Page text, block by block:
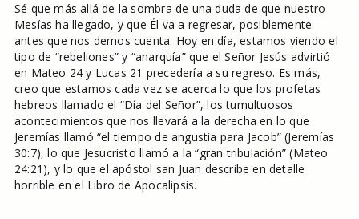
Sé que más allá de la sombra de una duda de que nuestro
Mesías ha llegado, y que Él va a regresar, posiblemente
antes que nos demos cuenta. Hoy en día, estamos viendo el
tipo de “rebeliones” y “anarquía” que el Señor Jesús advirtió
en Mateo 24 y Lucas 21 precedería a su regreso. Es más,
creo que estamos cada vez se acerca lo que los profetas
hebreos llamado el “Día del Señor”, los tumultuosos
acontecimientos que nos llevará a la derecha en lo que
Jeremías llamó “el tiempo de angustia para Jacob” (Jeremías
30:7), lo que Jesucristo llamó a la “gran tribulación” (Mateo
24:21), y lo que el apóstol san Juan describe en detalle
horrible en el Libro de Apocalipsis.